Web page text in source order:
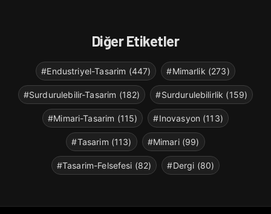
Diğer Etiketler
#Endustriyel-Tasarim (447) #Mimarlik (273)
#Surdurulebilir-Tasarim (182) #Surdurulebilirlik (159)
#Mimari-Tasarim (115) #Inovasyon (113)
#Tasarim (113) #Mimari (99)
#Tasarim-Felsefesi (82) #Dergi (80)